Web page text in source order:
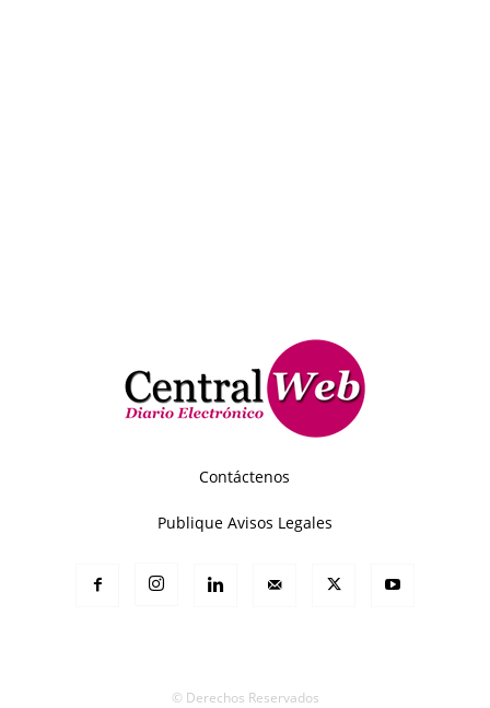
Contáctenos
Publique Avisos Legales
© Derechos Reservados